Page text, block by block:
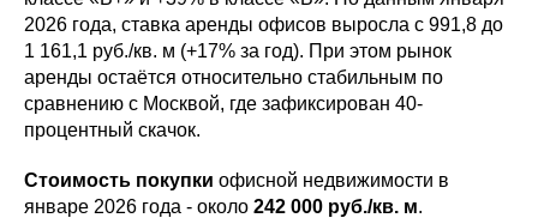
2026 года, ставка аренды офисов выросла с 991,8 до
1 161,1 руб./кв. м (+17% за год). При этом рынок
аренды остаётся относительно стабильным по
сравнению с Москвой, где зафиксирован 40-
процентный скачок.
Стоимость покупки офисной недвижимости в
январе 2026 года - около 242 000 руб./кв. м.